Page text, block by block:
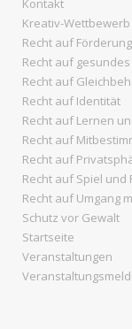
Kontakt
Kreativ-Wettbewerb
Recht auf
Recht auf
Recht auf
Recht auf Identität
Recht auf Lernen
Recht auf
Recht auf
Recht auf Spiel und
Recht auf Umgang
Schutz vor Gewalt
Startseite
Veranstaltungen